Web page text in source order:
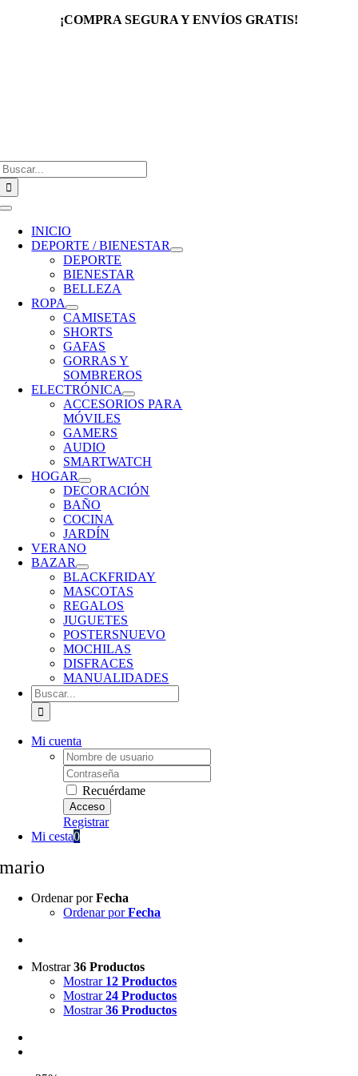
¡COMPRA SEGURA Y ENVÍOS GRATIS!
Toggle
Navigation
INICIO
DEPORTE / BIENESTAR
DEPORTE
BIENESTAR
BELLEZA
ROPA
CAMISETAS
SHORTS
GAFAS
GORRAS Y
SOMBREROS
ELECTRÓNICA
ACCESORIOS PARA
MÓVILES
GAMERS
AUDIO
SMARTWATCH
HOGAR
DECORACIÓN
BAÑO
COCINA
JARDÍN
VERANO
BAZAR
BLACKFRIDAY
MASCOTAS
REGALOS
JUGUETES
POSTERSNUEVO
MOCHILAS
DISFRACES
MANUALIDADES
Buscar:
Mi cuenta
Username:
Password:
Recuérdame
Registrar
Mi cesta0
mario
Ordenar porFecha
Ordenar porFecha
Mostrar36 Productos
Mostrar 12 Productos
Mostrar24 Productos
Mostrar36 Productos